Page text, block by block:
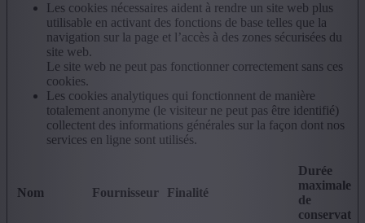
Les cookies nécessaires aident à rendre un site web plus
utilisable en activant des fonctions de base telles que la
navigation sur la page et l’accès à des zones sécurisées du
site web.
Le site web ne peut pas fonctionner correctement sans ces
cookies.
Les cookies analytiques qui fonctionnent de manière
totalement anonyme (le visiteur ne peut pas être identifié)
collectent des informations générales sur la façon dont nos
services en ligne sont utilisés.
Nom Fournisseur Finalité
Durée
maximale
de